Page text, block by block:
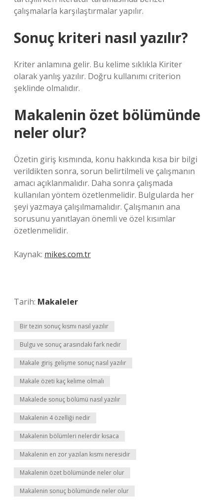
çalışmalarla karşılaştırmalar yapılır.
Sonuç kriteri nasıl yazılır?
Kriter anlamına gelir. Bu kelime sıklıkla Kiriter
olarak yanlış yazılır. Doğru kullanımı criterion
şeklinde olmalıdır.
Makalenin özet bölümünde
neler olur?
Özetin giriş kısmında, konu hakkında kısa bir bilgi
verildikten sonra, sorun belirtilmeli ve çalışmanın
amacı açıklanmalıdır. Daha sonra çalışmada
kullanılan yöntem özetlenmelidir. Bulgularda her
şeyi yazmaya çalışılmamalıdır. Çalışmanın ana
sorusunu yanıtlayan önemli ve özel kısımlar
özetlenmelidir.
Kaynak: mikes.com.tr
Tarih: Makaleler
Bir tezin sonuç kısmı nasıl yazılır
Bulgu ve sonuç arasındaki fark nedir
Makale giriş gelişme sonuç nasıl yazılır
Makale özeti kaç kelime olmalı
Makalede sonuç bölümü nasıl yazılır
Makalenin 4 özelliği nedir
Makalenin bölümleri nelerdir kısaca
Makalenin en zor yazılan kısmı neresidir
Makalenin özet bölümünde neler olur
Makalenin sonuç bölümünde neler olur